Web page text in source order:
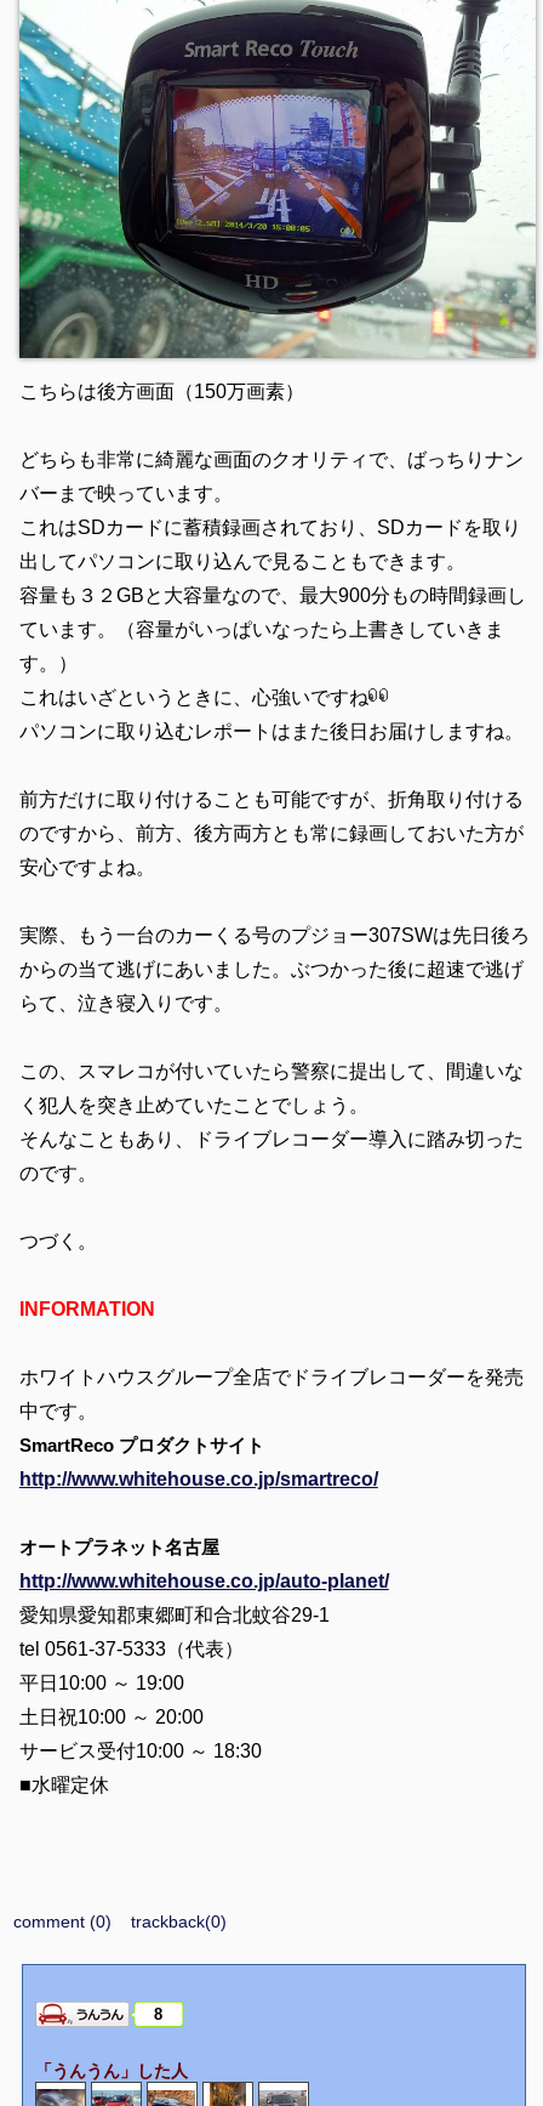
こちらは後方画面（150万画素）
どちらも非常に綺麗な画面のクオリティで、ばっちりナン
バーまで映っています。
これはSDカードに蓄積録画されており、SDカードを取り
出してパソコンに取り込んで見ることもできます。
容量も３２GBと大容量なので、最大900分もの時間録画し
ています。（容量がいっぱいなったら上書きしていきま
す。）
これはいざというときに、心強いですね
パソコンに取り込むレポートはまた後日お届けしますね。
前方だけに取り付けることも可能ですが、折角取り付ける
のですから、前方、後方両方とも常に録画しておいた方が
安心ですよね。
実際、もう一台のカーくる号のプジョー307SWは先日後ろ
からの当て逃げにあいました。ぶつかった後に超速で逃げ
らて、泣き寝入りです。
この、スマレコが付いていたら警察に提出して、間違いな
く犯人を突き止めていたことでしょう。
そんなこともあり、ドライブレコーダー導入に踏み切った
のです。
つづく。
INFORMATION
ホワイトハウスグループ全店でドライブレコーダーを発売
中です。
SmartReco プロダクトサイト
http://www.whitehouse.co.jp/smartreco/
オートプラネット名古屋
http://www.whitehouse.co.jp/auto-planet/
愛知県愛知郡東郷町和合北蚊谷29-1
tel 0561-37-5333（代表）
平日10:00 ～ 19:00
土日祝10:00 ～ 20:00
サービス受付10:00 ～ 18:30
■水曜定休
comment (0) trackback(0)
8
「うんうん」した人